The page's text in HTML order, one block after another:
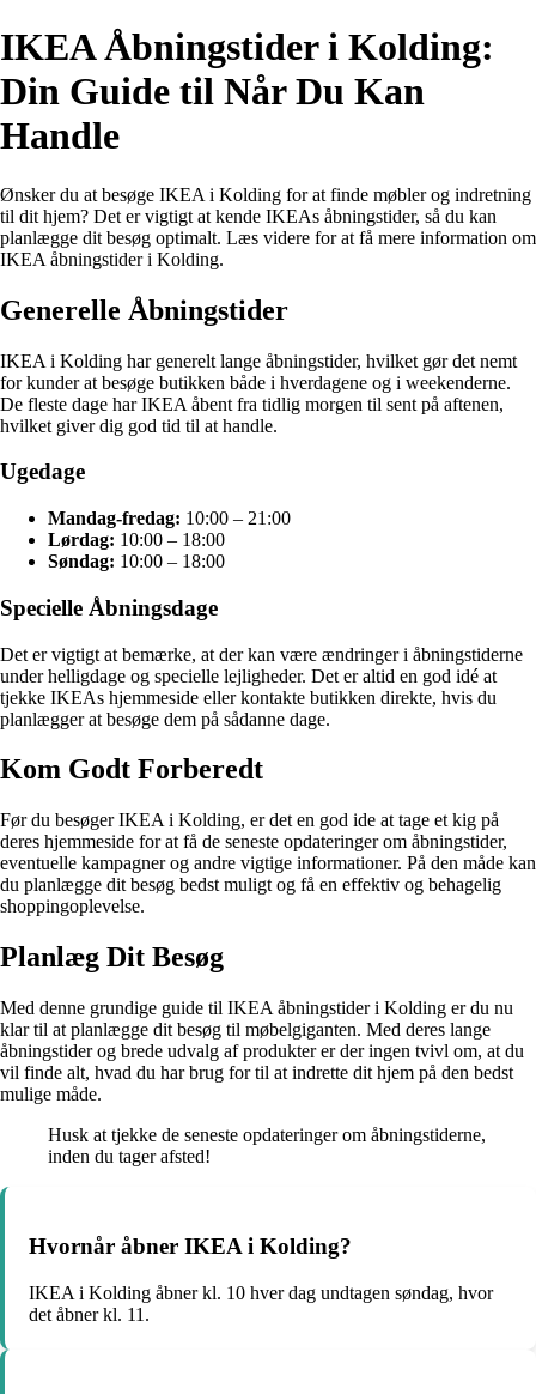
IKEA Åbningstider i Kolding:
Din Guide til Når Du Kan
Handle
Ønsker du at besøge IKEA i Kolding for at finde møbler og indretning
til dit hjem? Det er vigtigt at kende IKEAs åbningstider, så du kan
planlægge dit besøg optimalt. Læs videre for at få mere information om
IKEA åbningstider i Kolding.
Generelle Åbningstider
IKEA i Kolding har generelt lange åbningstider, hvilket gør det nemt
for kunder at besøge butikken både i hverdagene og i weekenderne.
De fleste dage har IKEA åbent fra tidlig morgen til sent på aftenen,
hvilket giver dig god tid til at handle.
Ugedage
Mandag-fredag: 10:00 – 21:00
Lørdag: 10:00 – 18:00
Søndag: 10:00 – 18:00
Specielle Åbningsdage
Det er vigtigt at bemærke, at der kan være ændringer i åbningstiderne
under helligdage og specielle lejligheder. Det er altid en god idé at
tjekke IKEAs hjemmeside eller kontakte butikken direkte, hvis du
planlægger at besøge dem på sådanne dage.
Kom Godt Forberedt
Før du besøger IKEA i Kolding, er det en god ide at tage et kig på
deres hjemmeside for at få de seneste opdateringer om åbningstider,
eventuelle kampagner og andre vigtige informationer. På den måde kan
du planlægge dit besøg bedst muligt og få en effektiv og behagelig
shoppingoplevelse.
Planlæg Dit Besøg
Med denne grundige guide til IKEA åbningstider i Kolding er du nu
klar til at planlægge dit besøg til møbelgiganten. Med deres lange
åbningstider og brede udvalg af produkter er der ingen tvivl om, at du
vil finde alt, hvad du har brug for til at indrette dit hjem på den bedst
mulige måde.
Husk at tjekke de seneste opdateringer om åbningstiderne,
inden du tager afsted!
Hvornår åbner IKEA i Kolding?
IKEA i Kolding åbner kl. 10 hver dag undtagen søndag, hvor
det åbner kl. 11.